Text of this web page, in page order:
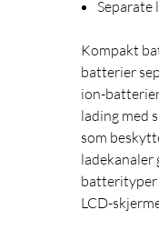
Separate
Kompakt
batterier
ion-
lading med
som
ladekanaler
batterityper
LCD-